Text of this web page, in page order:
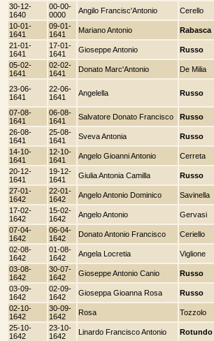
30-12-
1640
00-00-
0000
Angilo Francisc'Antonio Cerello
10-01-
1641
09-01-
1641
Mariano Antonio Rabasca
21-01-
1641
17-01-
1641
Gioseppe Antonio Russo
05-02-
1641
02-02-
1641
Donato Marc'Antonio De Milia
23-06-
1641
22-06-
1641
Angelella Russo
07-08-
1641
06-08-
1641
Salvatore Donato Francisco Russo
26-08-
1641
25-08-
1641
Sveva Antonia Russo
14-10-
1641
12-10-
1641
Angelo Gioanni Antonio Cerreta
20-12-
1641
19-12-
1641
Giulia Antonia Camilla Russo
27-01-
1642
22-01-
1642
Angelo Antonio Dominico Savinella
17-02-
1642
15-02-
1642
Angelo Antonio Gervasi
07-04-
1642
06-04-
1642
Donato Antonio Francisco Ceriello
02-08-
1642
01-08-
1642
Angela Locretia Viglione
03-08-
1642
30-07-
1642
Gioseppe Antonio Canio Russo
03-09-
1642
02-09-
1642
Gioseppa Gioanna Rosa Russo
02-10-
1642
30-09-
1642
Rosa Tozzolo
25-10-
1642
23-10-
1642
Linardo Francisco Antonio Rotundo